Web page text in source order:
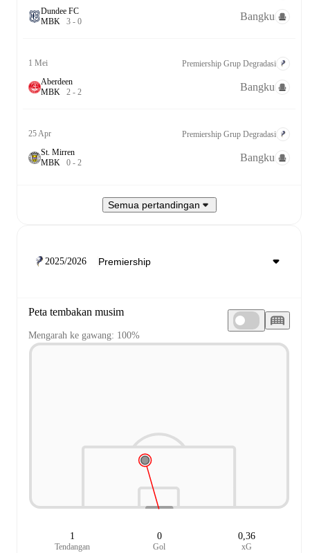
Dundee FC
MBK 3 - 0 Bangku
1 Mei
Premiership Grup Degradasi
Aberdeen
MBK 2 - 2 Bangku
25 Apr
Premiership Grup Degradasi
St. Mirren
MBK 0 - 2 Bangku
Semua pertandingan
2025/2026
Peta tembakan musim
Mengarah ke gawang: 100%
1
Tendangan
0
Gol
0,36
xG